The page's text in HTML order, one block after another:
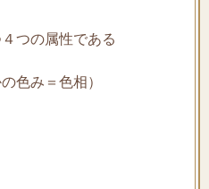
つの属性である
色み＝色相）